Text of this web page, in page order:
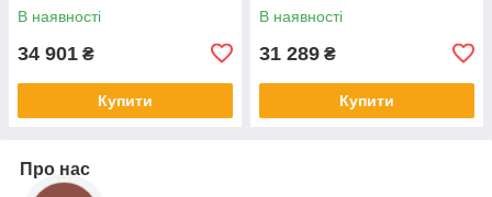
В наявності
34 901 ₴
Купити
В наявності
31 289 ₴
Купити
Про нас